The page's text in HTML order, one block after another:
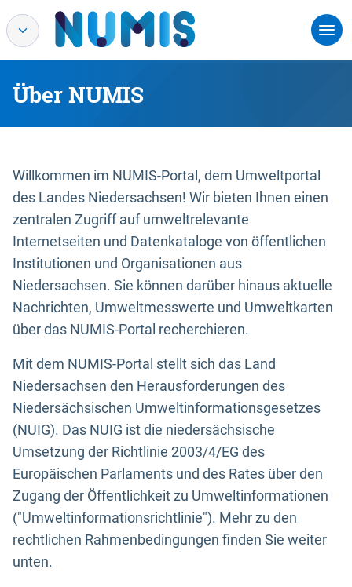
Über NUMIS
Willkommen im NUMIS-Portal, dem Umweltportal
des Landes Niedersachsen! Wir bieten Ihnen einen
zentralen Zugriff auf umweltrelevante
Internetseiten und Datenkataloge von öffentlichen
Institutionen und Organisationen aus
Niedersachsen. Sie können darüber hinaus aktuelle
Nachrichten, Umweltmesswerte und Umweltkarten
über das NUMIS-Portal recherchieren.
Mit dem NUMIS-Portal stellt sich das Land
Niedersachsen den Herausforderungen des
Niedersächsischen Umweltinformationsgesetzes
(NUIG). Das NUIG ist die niedersächsische
Umsetzung der Richtlinie 2003/4/EG des
Europäischen Parlaments und des Rates über den
Zugang der Öffentlichkeit zu Umweltinformationen
("Umweltinformationsrichtlinie"). Mehr zu den
rechtlichen Rahmenbedingungen finden Sie weiter
unten.